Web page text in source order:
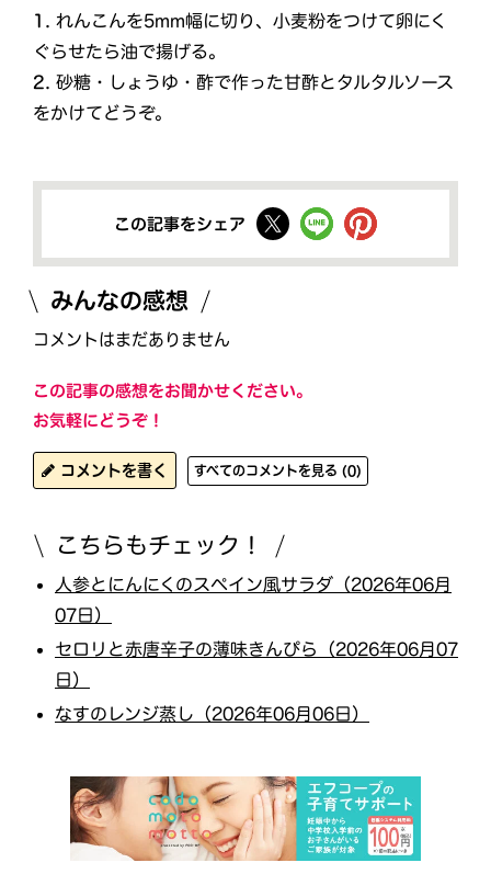
1. れんこんを5mm幅に切り、小麦粉をつけて卵にく
ぐらせたら油で揚げる。
2. 砂糖・しょうゆ・酢で作った甘酢とタルタルソース
をかけてどうぞ。
この記事をシェア
みんなの感想
コメントはまだありません
この記事の感想をお聞かせください。
お気軽にどうぞ！
コメントを書く すべてのコメントを見る (0)
こちらもチェック！
人参とにんにくのスペイン風サラダ（2026年06月
07日）
セロリと赤唐辛子の薄味きんぴら（2026年06月07
日）
なすのレンジ蒸し（2026年06月06日）